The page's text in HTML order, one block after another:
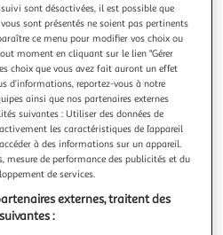
Jeanne
temps que le sida et l'arrivée
années 90 ont laissé leur
des slows et rouler des
le TER aux aurores pour aller
s'occupe de son fils, Tarzan, et
le prix de ce produit ?
le prix
sont désactivées, il est possible que
sont présentés ne soient pas pertinents
ce menu pour modifier vos choix ou
moment en cliquant sur le lien "Gérer
choix que vous avez fait auront un effet
d’informations, reportez-vous à notre
ainsi que nos partenaires externes
suivantes : Utiliser des données de
les caractéristiques de l’appareil
à des informations sur un appareil.
mesure de performance des publicités et du
de services.
externes, traitent des
: